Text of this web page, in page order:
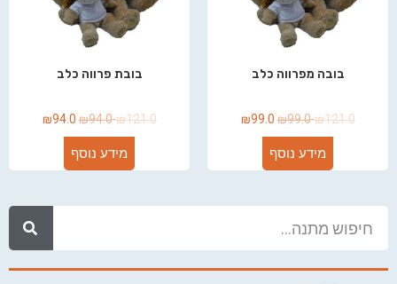
בובה מפרווה כלב
₪121.0
₪99.0
₪99.0
מידע נוסף
בובת פרווה כלב
₪121.0
₪94.0
₪94.0
מידע נוסף